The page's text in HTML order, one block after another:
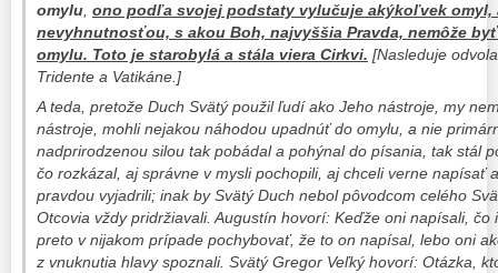
omylu, ono podľa svojej podstaty vylučuje akýkoľvek
nevyhnutnosťou, s akou Boh, najvyššia Pravda, nemôže
omylu. Toto je starobylá a stála viera Cirkvi. [Nasleduje
Tridente a Vatikáne.]
A teda, pretože Duch Svätý použil ľudí ako Jeho nástroje, my
nástroje, mohli nejakou náhodou upadnúť do omylu, a nie
nadprirodzenou silou tak pobádal a pohýnal do písania, tak stál
čo rozkázal, aj správne v mysli pochopili, aj chceli verne napísať
pravdou vyjadrili; inak by Svätý Duch nebol pôvodcom celého
Otcovia vždy pridržiavali. Augustín hovorí: Keďže oni napísali,
preto v nijakom prípade pochybovať, že to on napísal, lebo oni
z vnuknutia hlavy spoznali. Svätý Gregor Veľký hovorí: Otázka,